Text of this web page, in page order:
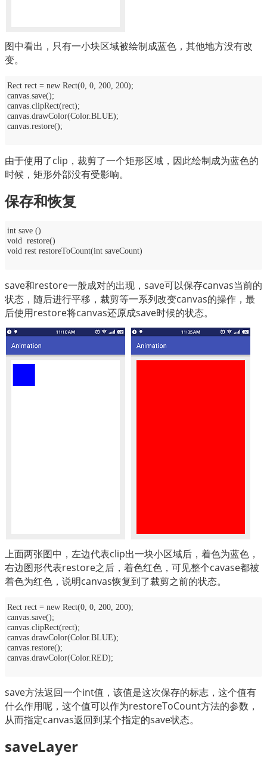
图中看出，只有一小块区域被绘制成蓝色，其他地方没有改
变。
Rect rect = new Rect(0, 0, 200, 200);
canvas.save();
canvas.clipRect(rect);
canvas.drawColor(Color.BLUE);
canvas.restore();
由于使用了clip，裁剪了一个矩形区域，因此绘制成为蓝色的
时候，矩形外部没有受影响。
保存和恢复
int save ()
void restore()
void rest restoreToCount(int saveCount)
save和restore一般成对的出现，save可以保存canvas当前的
状态，随后进行平移，裁剪等一系列改变canvas的操作，最
后使用restore将canvas还原成save时候的状态。
上面两张图中，左边代表clip出一块小区域后，着色为蓝色，
右边图形代表restore之后，着色红色，可见整个cavase都被
着色为红色，说明canvas恢复到了裁剪之前的状态。
Rect rect = new Rect(0, 0, 200, 200);
canvas.save();
canvas.clipRect(rect);
canvas.drawColor(Color.BLUE);
canvas.restore();
canvas.drawColor(Color.RED);
save方法返回一个int值，该值是这次保存的标志，这个值有
什么作用呢，这个值可以作为restoreToCount方法的参数，
从而指定canvas返回到某个指定的save状态。
saveLayer